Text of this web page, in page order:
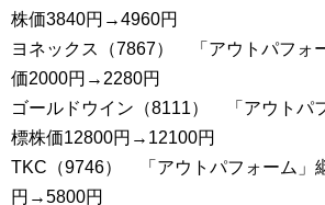
株価3840円→4960円
ヨネックス（7867） 「アウトパフ
価2000円→2280円
ゴールドウイン（8111） 「アウトパ
標株価12800円→12100円
TKC（9746） 「アウトパフォーム
円→5800円